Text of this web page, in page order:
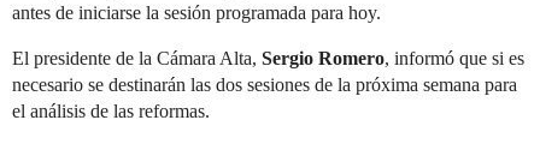
antes de iniciarse la sesión programada para hoy.
El presidente de la Cámara Alta, Sergio Romero, informó que si es
necesario se destinarán las dos sesiones de la próxima semana para
el análisis de las reformas.